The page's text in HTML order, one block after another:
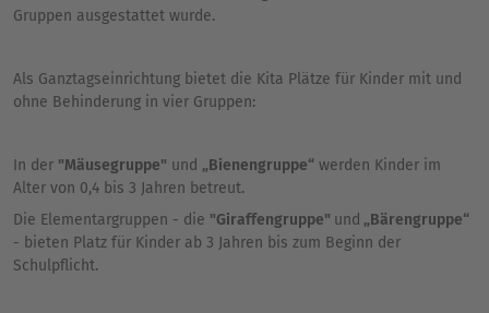
Gruppen ausgestattet wurde.
Als Ganztagseinrichtung bietet die Kita Plätze für Kinder mit und
ohne Behinderung in vier Gruppen:
In der "Mäusegruppe" und „Bienengruppe“ werden Kinder im
Alter von 0,4 bis 3 Jahren betreut.
Die Elementargruppen - die "Giraffengruppe" und „Bärengruppe“
- bieten Platz für Kinder ab 3 Jahren bis zum Beginn der
Schulpflicht.